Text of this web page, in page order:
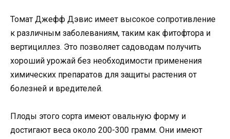
Томат Джефф Дэвис имеет высокое сопротивление
к различным заболеваниям, таким как фитофтора и
вертициллез. Это позволяет садоводам получить
хороший урожай без необходимости применения
химических препаратов для защиты растения от
болезней и вредителей.
Плоды этого сорта имеют овальную форму и
достигают веса около 200-300 грамм. Они имеют